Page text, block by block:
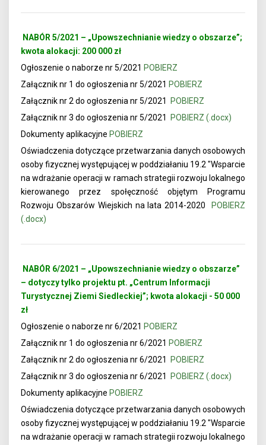
NABÓR 5/2021 – „Upowszechnianie wiedzy o obszarze”;
kwota alokacji: 200 000 zł
Ogłoszenie o naborze nr 5/2021 POBIERZ
Załącznik nr 1 do ogłoszenia nr 5/2021 POBIERZ
Załącznik nr 2 do ogłoszenia nr 5/2021
POBIERZ
Załącznik nr 3 do ogłoszenia nr 5/2021
POBIERZ (.docx)
Dokumenty aplikacyjne POBIERZ
Oświadczenia dotyczące przetwarzania danych osobowych
osoby fizycznej występującej w poddziałaniu 19.2 "Wsparcie
na wdrażanie operacji w ramach strategii rozwoju lokalnego
kierowanego przez społęczność objętym Programu
Rozwoju Obszarów Wiejskich na lata 2014-2020
POBIERZ
(.docx)
NABÓR 6/2021 – „Upowszechnianie wiedzy o obszarze”
– dotyczy tylko projektu pt. „Centrum Informacji
Turystycznej Ziemi Siedleckiej”; kwota alokacji - 50 000
zł
Ogłoszenie o naborze nr 6/2021 POBIERZ
Załącznik nr 1 do ogłoszenia nr 6/2021 POBIERZ
Załącznik nr 2 do ogłoszenia nr 6/2021
POBIERZ
Załącznik nr 3 do ogłoszenia nr 6/2021
POBIERZ (.docx)
Dokumenty aplikacyjne POBIERZ
Oświadczenia dotyczące przetwarzania danych osobowych
osoby fizycznej występującej w poddziałaniu 19.2 "Wsparcie
na wdrażanie operacji w ramach strategii rozwoju lokalnego